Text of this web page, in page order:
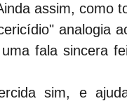
assim, como
analogia
fala sincera
sim, e